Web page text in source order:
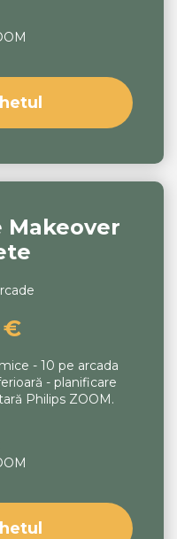
Makeover
€
- 10 pe arcada
- planificare
Philips ZOOM.